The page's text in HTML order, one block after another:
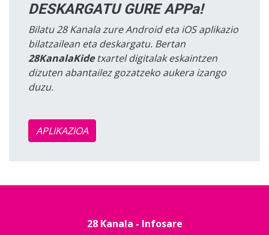
DESKARGATU GURE APPa!
Bilatu 28 Kanala zure Android eta iOS aplikazio
bilatzailean eta deskargatu. Bertan
28KanalaKidetxartel digitalak eskaintzen
dizuten abantailez gozatzeko aukera izango
duzu.
APLIKAZIOA
28 Kanala - Infosare